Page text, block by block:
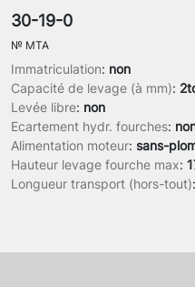
Immatriculation: non
Capacité de levage (à mm):
Levée libre: non
Ecartement hydr. fourches:
Alimentation moteur: sans-
Hauteur levage fourche max:
Longueur transport (hors-tout):
30-19-0
№ MTA